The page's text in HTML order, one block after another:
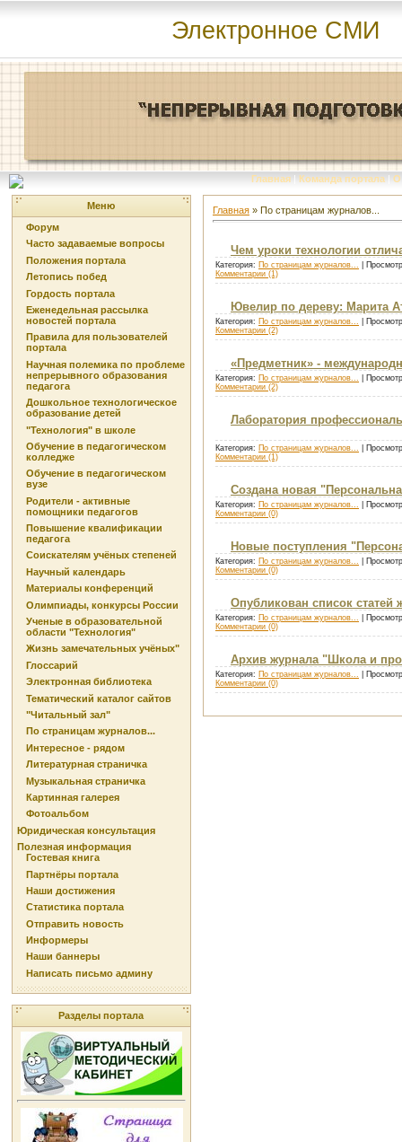
Электронное СМИ
Главная | Команда портала | О
Меню
Форум
Часто задаваемые вопросы
Положения портала
Летопись побед
Гордость портала
Еженедельная рассылка
новостей портала
Правила для пользователей
портала
Научная полемика по проблеме
непрерывного образования
педагога
Дошкольное технологическое
образование детей
"Технология" в школе
Обучение в педагогическом
колледже
Обучение в педагогическом
вузе
Родители - активные
помощники педагогов
Повышение квалификации
педагога
Соискателям учёных степеней
Научный календарь
Материалы конференций
Олимпиады, конкурсы России
Ученые в образовательной
области "Технология"
Жизнь замечательных учёных"
Глоссарий
Электронная библиотека
Тематический каталог сайтов
"Читальный зал"
По страницам журналов...
Интересное - рядом
Литературная страничка
Музыкальная страничка
Картинная галерея
Фотоальбом
Юридическая консультация
Полезная информация
Гостевая книга
Партнёры портала
Наши достижения
Статистика портала
Отправить новость
Информеры
Наши баннеры
Написать письмо админу
Разделы портала
Главная » По страницам журналов...
Чем уроки технологии
Категория: По страницам журналов... |
Комментарии (1)
Ювелир по дереву: Марита
Категория: По страницам журналов... |
Комментарии (2)
«Предметник» -
Категория: По страницам журналов... |
Комментарии (2)
Лаборатория
Категория: По страницам журналов...
|
Комментарии (1)
Создана новая
Категория: По страницам журналов... |
Комментарии (0)
Новые поступления
Категория: По страницам журналов... |
Комментарии (0)
Опубликован список статей
Категория: По страницам журналов... |
Комментарии (0)
Архив журнала "Школа и
Категория: По страницам журналов... |
Комментарии (0)